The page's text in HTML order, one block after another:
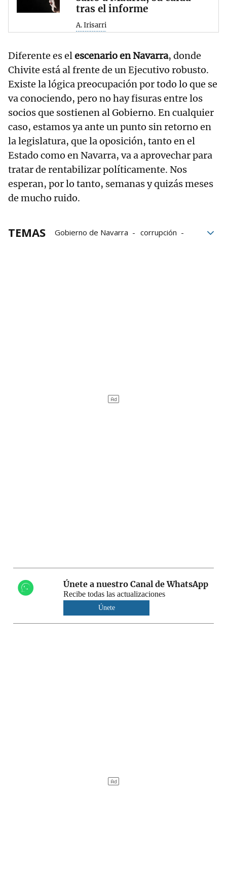
tras el informe
A. Irisarri
Diferente es elescenario en Navarra, donde
Chivite está al frente de un Ejecutivo robusto.
Existe la lógica preocupación por todo lo que se
va conociendo, pero no hay fisuras entre los
socios que sostienen al Gobierno. En cualquier
caso, estamos ya ante un punto sin retorno en
la legislatura, que la oposición, tanto en el
Estado como en Navarra, va a aprovechar para
tratar de rentabilizar políticamente. Nos
esperan, por lo tanto, semanas y quizás meses
de mucho ruido.
TEMAS Gobierno de Navarra
corrupción
Únete a nuestro Canal de WhatsApp
Recibe todas las actualizaciones
Únete